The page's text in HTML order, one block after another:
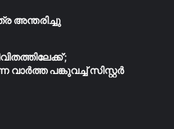
അന്തരിച്ചു
പങ്കുവച്ച് സിസ്റ്റർ